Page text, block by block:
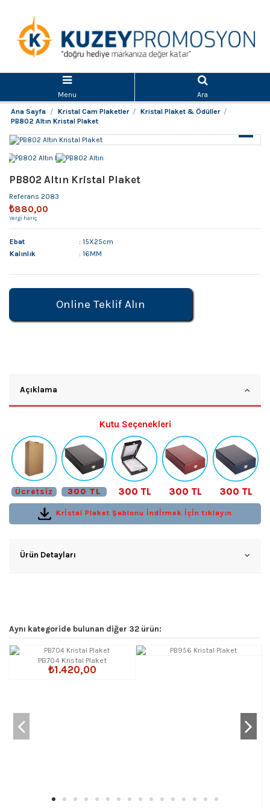
Menu
Ara
Ana Sayfa
Kristal Cam Plaketler
Kristal Plaket & Ödüller
PB802 Altın Kristal Plaket
PB802 Altın Kristal Plaket
Referans 2083
₺880,00
Vergi hariç
Ebat
: 15X25cm
Kalınlık
: 16MM
Online Teklif Alın
Açıklama
Kutu Seçenekleri
Ücretsiz 300 TL 300 TL 300 TL 300 TL
Krİstal Plaket Şablonu İndİrmek İçİn tıklayın
Ürün Detayları
Aynı kategoride bulunan diğer 32 ürün:
PB704 Kristal Plaket
₺1.420,00